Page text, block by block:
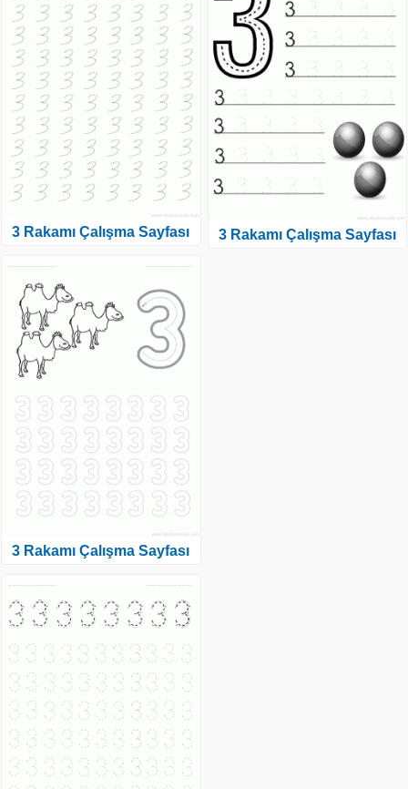
3 Rakamı Çalışma Sayfası
3 Rakamı Çalışma Sayfası
3 Rakamı Çalışma Sayfası